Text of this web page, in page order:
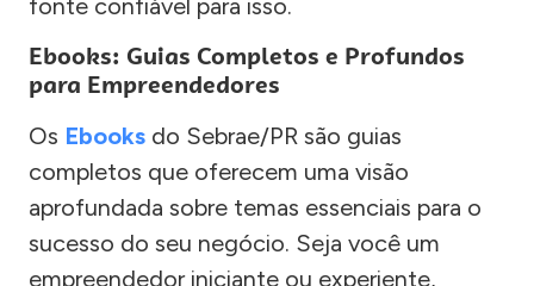
fonte confiável para isso.
Ebooks: Guias Completos e Profundos
para Empreendedores
Os Ebooks do Sebrae/PR são guias
completos que oferecem uma visão
aprofundada sobre temas essenciais para o
sucesso do seu negócio. Seja você um
empreendedor iniciante ou experiente,